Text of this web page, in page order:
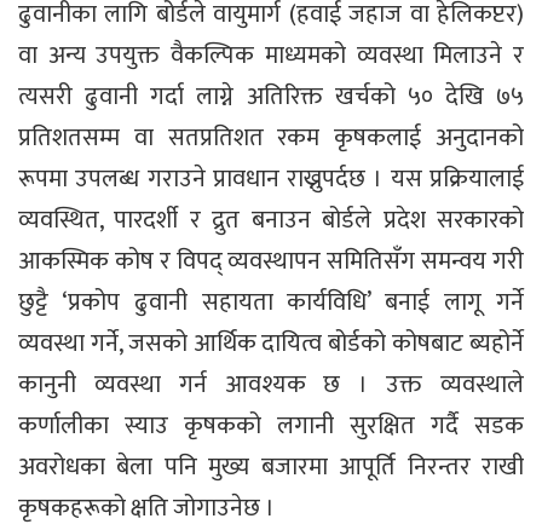
ढुवानीका लागि बोर्डले वायुमार्ग (हवाई जहाज वा हेलिकप्टर)
वा अन्य उपयुक्त वैकल्पिक माध्यमको व्यवस्था मिलाउने र
त्यसरी ढुवानी गर्दा लाग्ने अतिरिक्त खर्चको ५० देखि ७५
प्रतिशतसम्म वा सतप्रतिशत रकम कृषकलाई अनुदानको
रूपमा उपलब्ध गराउने प्रावधान राख्नुपर्दछ । यस प्रक्रियालाई
व्यवस्थित, पारदर्शी र द्रुत बनाउन बोर्डले प्रदेश सरकारको
आकस्मिक कोष र विपद् व्यवस्थापन समितिसँग समन्वय गरी
छुट्टै ‘प्रकोप ढुवानी सहायता कार्यविधि’ बनाई लागू गर्ने
व्यवस्था गर्ने, जसको आर्थिक दायित्व बोर्डको कोषबाट ब्यहोर्ने
कानुनी व्यवस्था गर्न आवश्यक छ । उक्त व्यवस्थाले
कर्णालीका स्याउ कृषकको लगानी सुरक्षित गर्दै सडक
अवरोधका बेला पनि मुख्य बजारमा आपूर्ति निरन्तर राखी
कृषकहरूको क्षति जोगाउनेछ ।